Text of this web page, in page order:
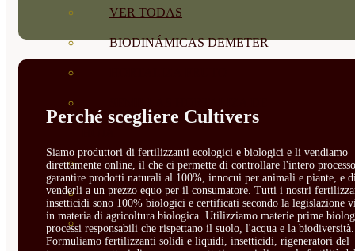
VER TODAS
BIODINÁMICAS DEMETER
SEMILLAS AROMÁTICAS
SEMILLAS FLORES
SEMILLAS FLORES
Perché scegliere Cultivers
Siamo produttori di fertilizzanti ecologici e biologici e li vendiamo
direttamente online, il che ci permette di controllare l'intero
garantire prodotti naturali al 100%, innocui per animali e piante, e
venderli a un prezzo equo per il consumatore. Tutti i nostri
insetticidi sono 100% biologici e certificati secondo la legislazione
in materia di agricoltura biologica. Utilizziamo materie prime
processi responsabili che rispettano il suolo, l'acqua e la biodiversità.
Formuliamo fertilizzanti solidi e liquidi, insetticidi, rigeneratori del